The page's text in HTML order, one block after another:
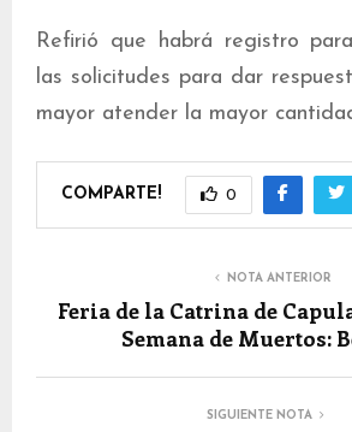
Refirió que habrá registro
las solicitudes para dar
mayor atender la mayor
COMPARTE! 0
NOTA ANTERIOR
Feria de la Catrina de
Semana de Muertos:
SIGUIENTE NOTA